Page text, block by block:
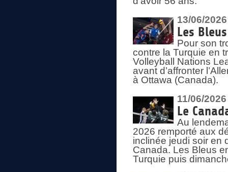
13/06/2026
Les
Pour son
contre la Turquie en
Volleyball Nations
avant d’affronter
à Ottawa (Canada).
11/06/2026
Le
Au
2026 remporté aux
inclinée jeudi soir en
Canada. Les Bleus
Turquie puis